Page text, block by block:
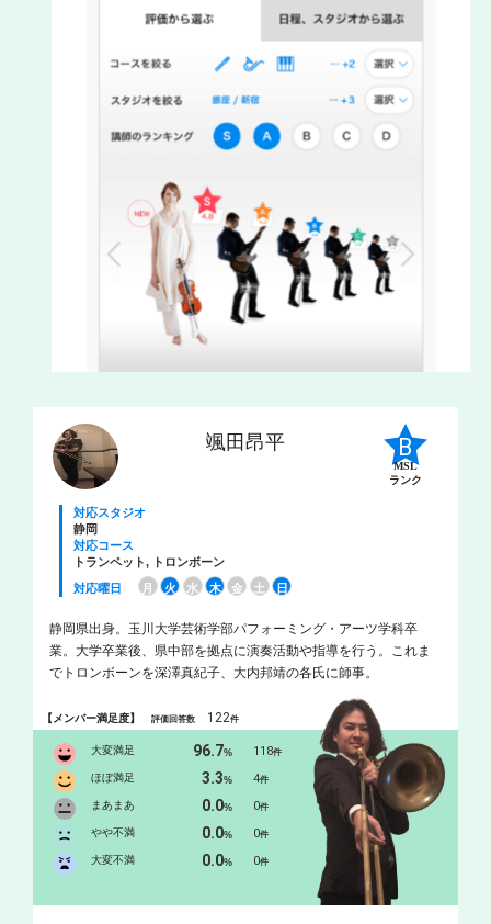
颯田昂平
MSL
ランク
対応スタジオ
静岡
対応コース
トランペット, トロンボーン
対応曜日
月 火 水 木 金 土 日
静岡県出身。玉川大学芸術学部パフォーミング・アーツ学科卒
業。大学卒業後、県中部を拠点に演奏活動や指導を行う。これま
でトロンボーンを深澤真紀子、大内邦靖の各氏に師事。
【メンバー満足度】評価回答数 122件
大変満足 96.7% 118件
ほぼ満足 3.3% 4件
まあまあ 0.0% 0件
やや不満 0.0% 0件
大変不満 0.0% 0件